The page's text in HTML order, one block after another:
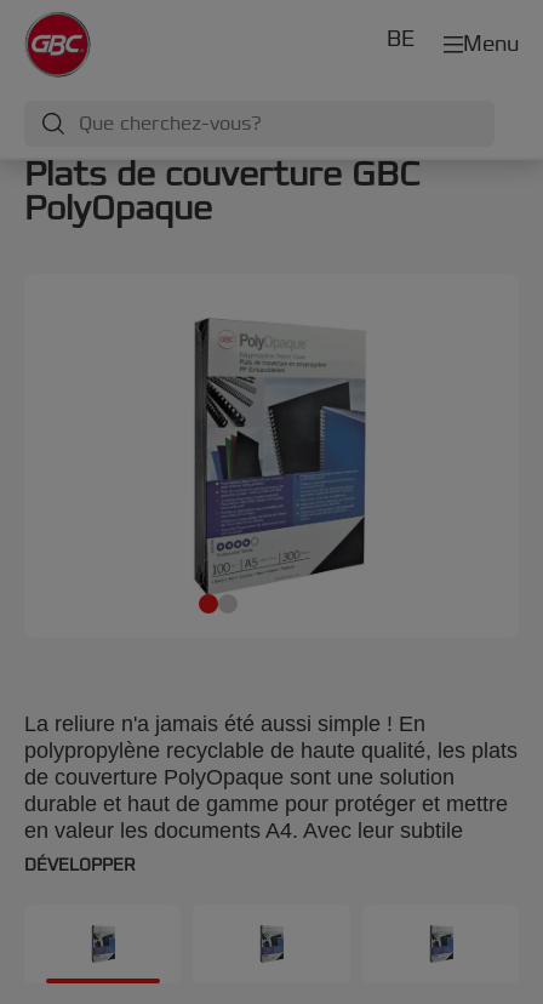
Menu
BE
Plats de couverture GBC
PolyOpaque
La reliure n'a jamais été aussi simple ! En
polypropylène recyclable de haute qualité, les plats
de couverture PolyOpaque sont une solution
durable et haut de gamme pour protéger et mettre
en valeur les documents A4. Avec leur subtile
texture sablée sur une face et lisse sur l'autre, ces
fréquemment manipulés. Couleur : bleu. 300
microns. Format A4. Conditionnement : 100 unités.
DÉVELOPPER